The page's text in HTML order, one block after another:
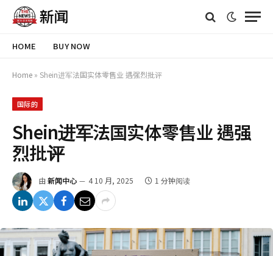
HOME BUY NOW
Home » Shein进军法国实体零售业 遇强烈批评
国际的
Shein进军法国实体零售业 遇强
烈批评
由 新闻中心 4 10 月, 2025 1 分钟阅读